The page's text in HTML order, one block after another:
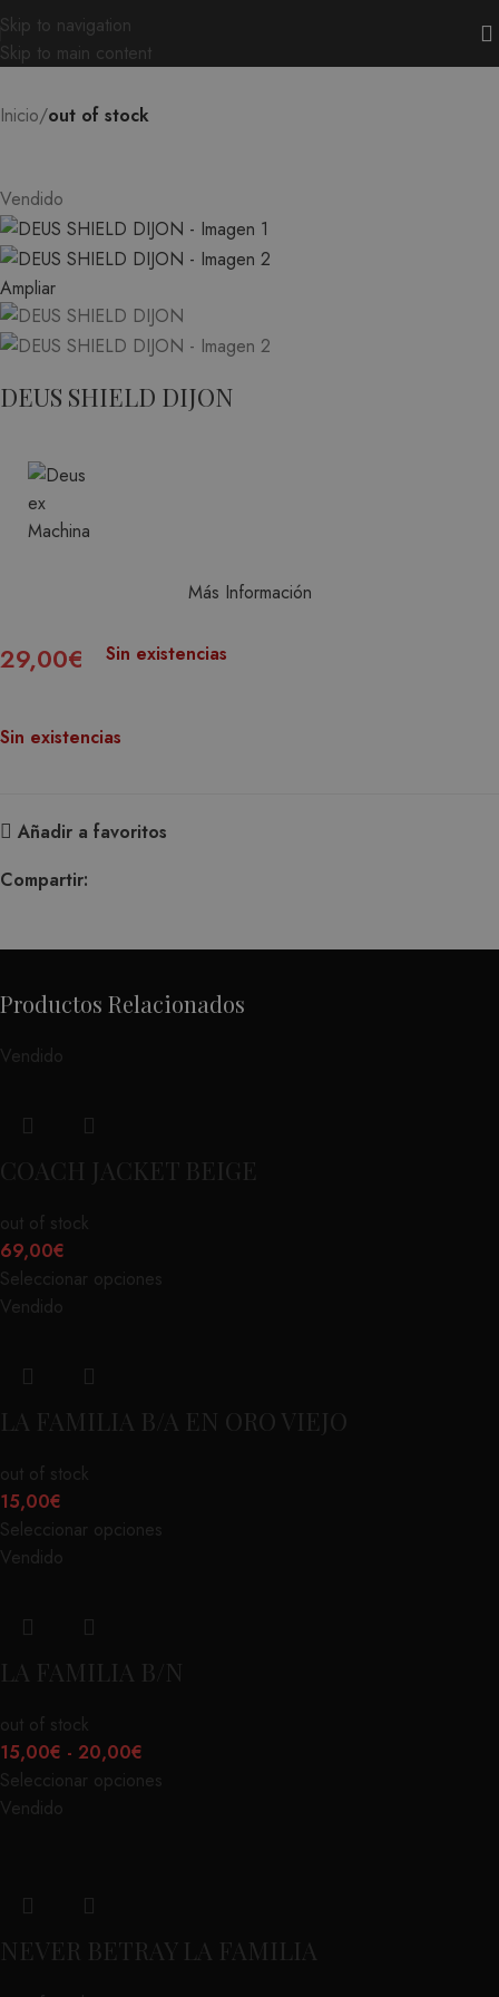
Skip to navigation
Skip to main content
Inicio out of stock
Vendido
Ampliar
DEUS SHIELD DIJON
Más Información
29,00€ Sin existencias
Sin existencias
Añadir a favoritos
Compartir:
Productos Relacionados
Vendido
COACH JACKET BEIGE
out of stock
69,00€
Seleccionar opciones
Vendido
LA FAMILIA B/A EN ORO VIEJO
out of stock
15,00€
Seleccionar opciones
Vendido
LA FAMILIA B/N
out of stock
15,00€ - 20,00€
Seleccionar opciones
Vendido
NEVER BETRAY LA FAMILIA